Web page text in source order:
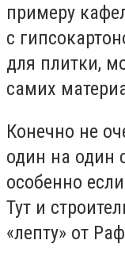
примеру
с
для плитки,
самих
Конечно не
один на один
особенно
Тут и
«лепту» от